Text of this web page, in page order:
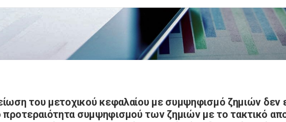
του μετοχικού κεφαλαίου με συμψηφισμό ζημιών δεν
προτεραιότητα συμψηφισμού των ζημιών με το τακτικό